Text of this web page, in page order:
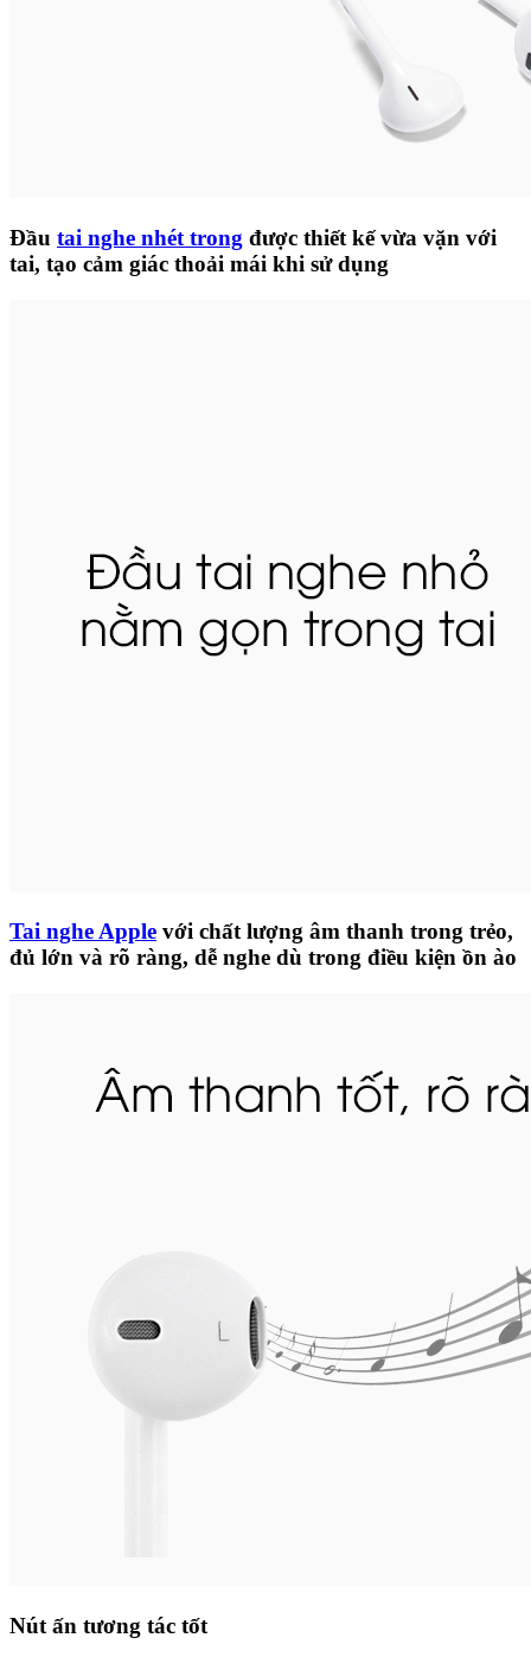
Đầu tai nghe nhét trong được thiết kế vừa vặn với
tai, tạo cảm giác thoải mái khi sử dụng
Tai nghe Apple với chất lượng âm thanh trong trẻo,
đủ lớn và rõ ràng, dễ nghe dù trong điều kiện ồn ào
Nút ấn tương tác tốt